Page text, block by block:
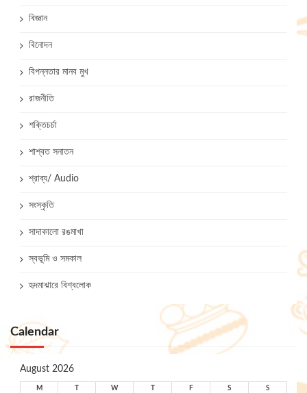
বিজ্ঞান
বিনোদন
বিপন্নতার মানব মুখ
রাজনীতি
শক্তিচর্চা
শাশ্বত সনাতন
শ্রাব্য/ Audio
সংস্কৃতি
সাদাকালো রঙমাখা
স্বভূমি ও সমকাল
হৃদমাঝারে বিশ্বলোক
Calendar
August 2026
M W F S S